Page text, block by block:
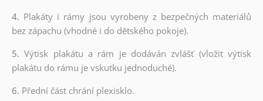
4. Plakáty i rámy jsou vyrobeny z bezpečných materiálů
bez zápachu (vhodné i do dětského pokoje).
5.Výtisk plakátu a rám je dodáván zvlášť (vložit výtisk
plakátu do rámu je vskutku jednoduché).
6. Přední část chrání plexisklo.